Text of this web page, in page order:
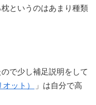
というのはあまり種類
で少し補足説明をして
ット）
」は自分で高